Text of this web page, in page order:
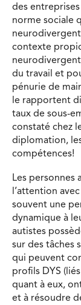
des
norme sociale
contexte
du travail et
pénurie de
le rapportent
taux de sous-
constaté chez
diplomation,
compétences!
Les personnes
l’attention
souvent une
dynamique à
autistes
sur des tâches
qui peuvent
profils DYS
quant à eux,
et à résoudre